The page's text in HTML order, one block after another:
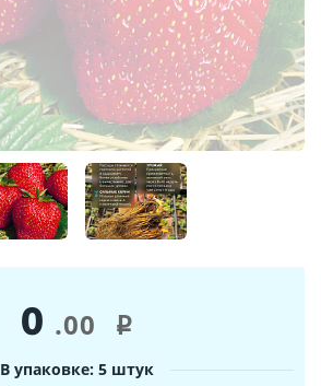
0 .00 i
В упаковке: 5 штук